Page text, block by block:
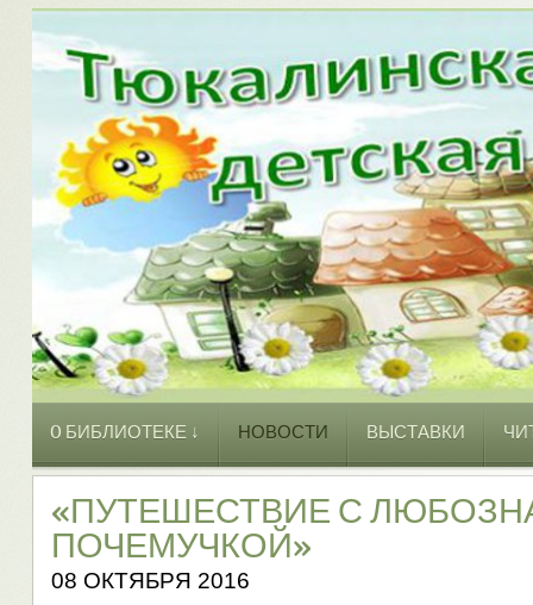
O БИБЛИОТЕКЕ ↓ НОВОСТИ ВЫСТАВКИ
«ПУТЕШЕСТВИЕ С
ПОЧЕМУЧКОЙ»
08 ОКТЯБРЯ 2016